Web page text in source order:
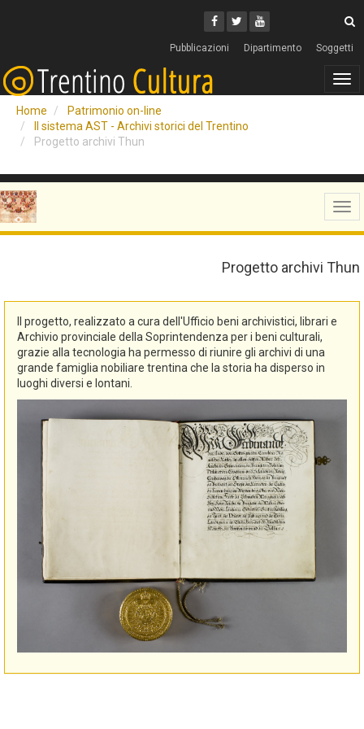
Facebook
Twitter
Youtube
Pubblicazioni Dipartimento Soggetti
Home
Patrimonio on-line
Il sistema AST - Archivi storici del Trentino
Progetto archivi Thun
Progetto archivi Thun
Il progetto, realizzato a cura dell'Ufficio beni archivistici, librari e
Archivio provinciale della Soprintendenza per i beni culturali,
grazie alla tecnologia ha permesso di riunire gli archivi di una
grande famiglia nobiliare trentina che la storia ha disperso in
luoghi diversi e lontani.